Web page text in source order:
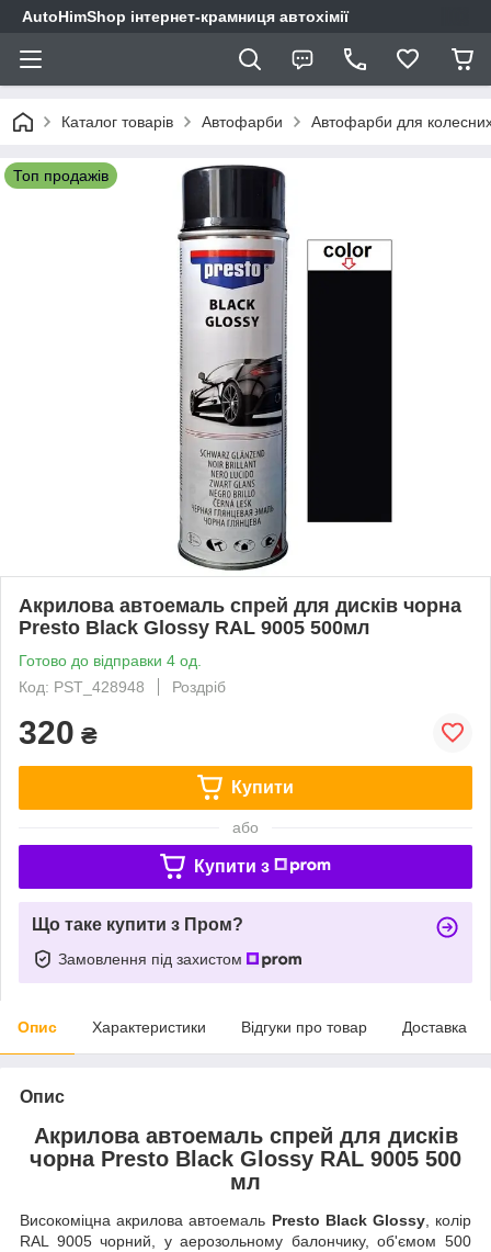
AutoHimShop інтернет-крамниця автохімії
Каталог товарів Автофарби Автофарби для колесних
Топ продажів
Акрилова автоемаль спрей для дисків чорна
Presto Black Glossy RAL 9005 500мл
Готово до відправки 4 од.
Код: PST_428948
Роздріб
320 ₴
Купити
або
Купити з
Що таке купити з Пром?
Замовлення під захистом
Опис Характеристики Відгуки про товар Доставка
Опис
Акрилова автоемаль спрей для дисків
чорна Presto Black Glossy RAL 9005 500
мл
Високоміцна акрилова автоемаль Presto Black Glossy, колір
RAL 9005 чорний, у аерозольному балончику, об'ємом 500